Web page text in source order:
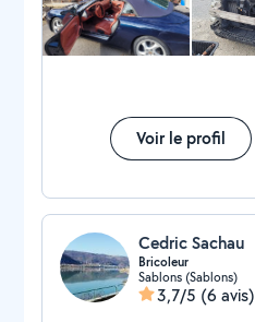
Voir le profil
Cedric Sachau
Bricoleur
Sablons (Sablons)
3,7/5 (6 avis)